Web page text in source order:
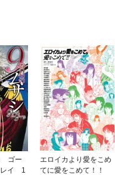
ゴー
レイ 1
エロイカより愛をこめ
てに愛をこめて！！